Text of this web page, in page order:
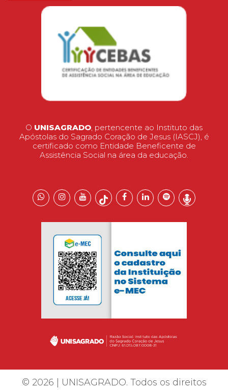
O UNISAGRADO, pertencente ao Instituto das
Apóstolas do Sagrado Coração de Jesus (IASCJ), é
certificado como Entidade Beneficente de
Assistência Social na área da educação.
© 2026 | UNISAGRADO. Todos os direitos